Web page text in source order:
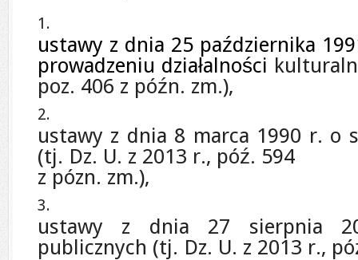
ustawy z dnia 25 października
prowadzeniu działalności
poz. 406 z późn. zm.),
ustawy z dnia 8 marca 1990 r. o
(tj. Dz. U. z 2013 r., póź. 594
z pózn. zm.),
ustawy z dnia 27 sierpnia
publicznych (tj. Dz. U. z 2013 r.,